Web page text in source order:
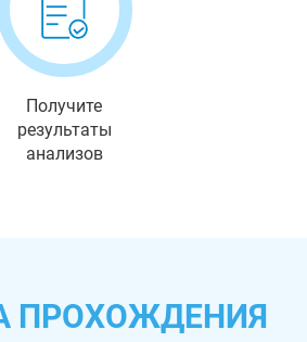
Получите
результаты
анализов
ПРОХОЖДЕНИЯ